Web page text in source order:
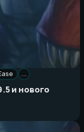
…
и нового